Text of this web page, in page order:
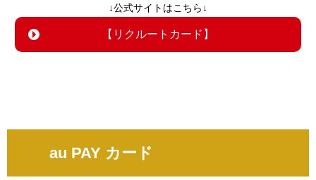
↓公式サイトはこちら↓
【リクルートカード】
au PAY カード